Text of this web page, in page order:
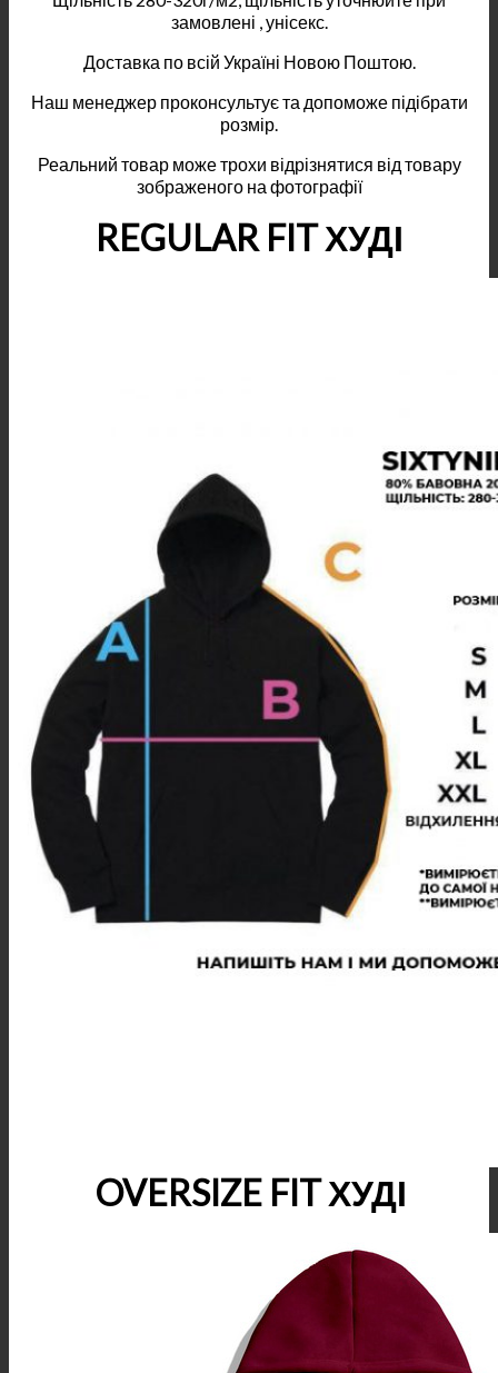
замовлені , унісекс.
Доставка по всій Україні Новою Поштою.
Наш менеджер проконсультує та допоможе підібрати
розмір.
Реальний товар може трохи відрізнятися від товару
зображеного на фотографії
REGULAR FIT ХУДІ
OVERSIZE FIT ХУДІ